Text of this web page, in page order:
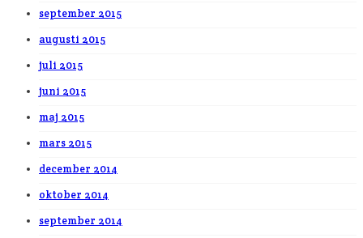
september 2015
augusti 2015
juli 2015
juni 2015
maj 2015
mars 2015
december 2014
oktober 2014
september 2014